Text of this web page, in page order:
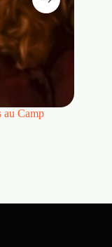
au Camp